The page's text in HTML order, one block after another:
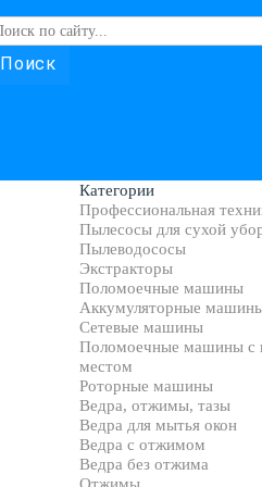
Поиск
Категории
Профессиональная
Пылесосы для сухой
Пылеводососы
Экстракторы
Поломоечные машины
Аккумуляторные
Сетевые машины
Поломоечные машины с
местом
Роторные машины
Ведра, отжимы, тазы
Ведра для мытья окон
Ведра с отжимом
Ведра без отжима